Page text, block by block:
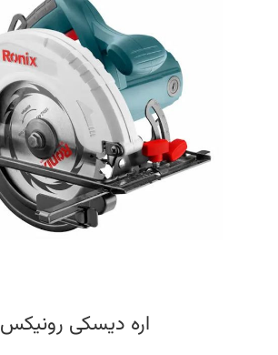
برق
سرعت حرکت آزاد
۶۰۰۰ دور بر دقیقه
اره دیسکی رونیکس